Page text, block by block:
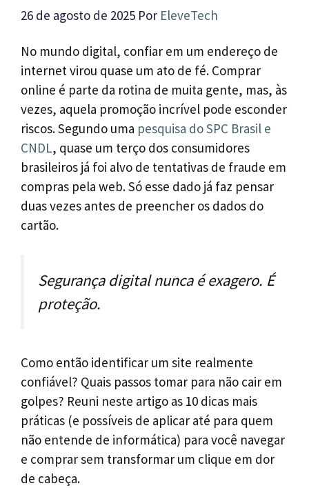
26 de agosto de 2025 Por EleveTech
No mundo digital, confiar em um endereço de
internet virou quase um ato de fé. Comprar
online é parte da rotina de muita gente, mas, às
vezes, aquela promoção incrível pode esconder
riscos. Segundo uma pesquisa do SPC Brasil e
CNDL, quase um terço dos consumidores
brasileiros já foi alvo de tentativas de fraude em
compras pela web. Só esse dado já faz pensar
duas vezes antes de preencher os dados do
cartão.
Segurança digital nunca é exagero. É
proteção.
Como então identificar um site realmente
confiável? Quais passos tomar para não cair em
golpes? Reuni neste artigo as 10 dicas mais
práticas (e possíveis de aplicar até para quem
não entende de informática) para você navegar
e comprar sem transformar um clique em dor
de cabeça.